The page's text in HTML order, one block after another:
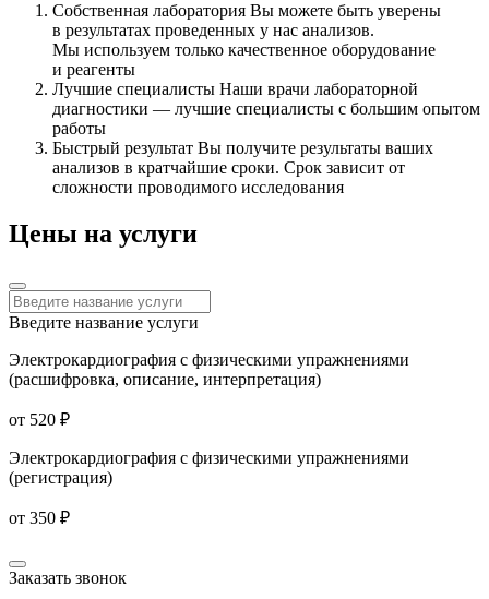
Собственная лаборатория Вы можете быть уверены
в результатах проведенных у нас анализов.
Мы используем только качественное оборудование
и реагенты
Лучшие специалисты Наши врачи лабораторной
диагностики — лучшие специалисты с большим опытом
работы
Быстрый результат Вы получите результаты ваших
анализов в кратчайшие сроки. Срок зависит от
сложности проводимого исследования
Цены на услуги
Введите название услуги
Электрокардиография с физическими упражнениями
(расшифровка, описание, интерпретация)
от 520 ₽
Электрокардиография с физическими упражнениями
(регистрация)
от 350 ₽
Заказать звонок